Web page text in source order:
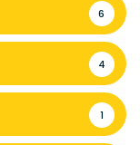
6
4
1